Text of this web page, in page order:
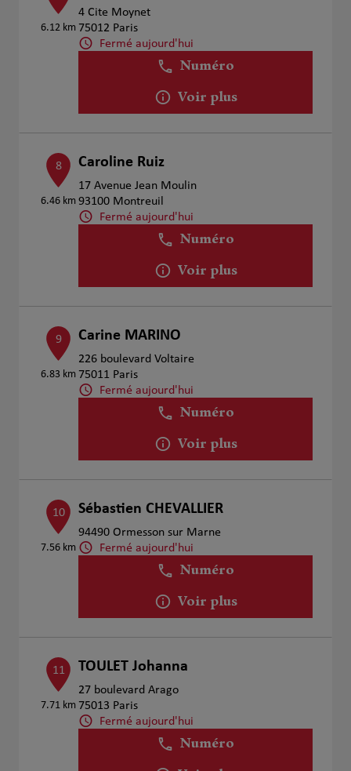
6.12 km
4 Cite Moynet
75012 Paris
Fermé aujourd'hui
Numéro
Voir plus
8
6.46 km
Caroline Ruiz
17 Avenue Jean Moulin
93100 Montreuil
Fermé aujourd'hui
Numéro
Voir plus
9
6.83 km
Carine MARINO
226 boulevard Voltaire
75011 Paris
Fermé aujourd'hui
Numéro
Voir plus
10
7.56 km
Sébastien CHEVALLIER
94490 Ormesson sur Marne
Fermé aujourd'hui
Numéro
Voir plus
11
7.71 km
TOULET Johanna
27 boulevard Arago
75013 Paris
Fermé aujourd'hui
Numéro